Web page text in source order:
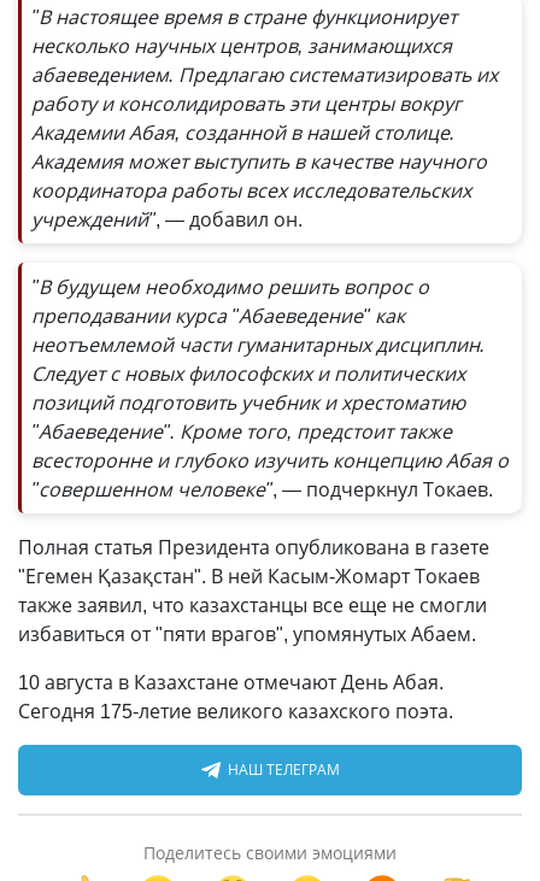
"В настоящее время в стране функционирует
несколько научных центров, занимающихся
абаеведением. Предлагаю систематизировать их
работу и консолидировать эти центры вокруг
Академии Абая, созданной в нашей столице.
Академия может выступить в качестве научного
координатора работы всех исследовательских
учреждений", — добавил он.
"В будущем необходимо решить вопрос о
преподавании курса "Абаеведение" как
неотъемлемой части гуманитарных дисциплин.
Следует с новых философских и политических
позиций подготовить учебник и хрестоматию
"Абаеведение". Кроме того, предстоит также
всесторонне и глубоко изучить концепцию Абая о
"совершенном человеке", — подчеркнул Токаев.
Полная статья Президента опубликована в газете
"Егемен Қазақстан". В ней Касым-Жомарт Токаев
также заявил, что казахстанцы все еще не смогли
избавиться от "пяти врагов", упомянутых Абаем.
10 августа в Казахстане отмечают День Абая.
Сегодня 175-летие великого казахского поэта.
НАШ ТЕЛЕГРАМ
Поделитесь своими эмоциями